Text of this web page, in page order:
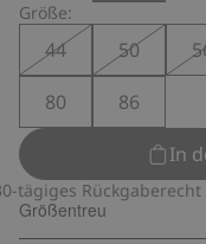
Größe:
44 50
80
86
In
Rückgaberecht
Größentreu